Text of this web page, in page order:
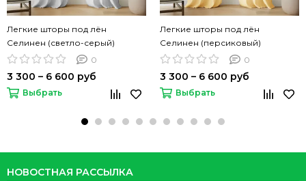
Легкие шторы под лён
Селинен (светло-серый)
0
3 300 – 6 600 руб
Выбрать
Легкие шторы под лён
Селинен (персиковый)
0
3 300 – 6 600 руб
Выбрать
НОВОСТНАЯ РАССЫЛКА